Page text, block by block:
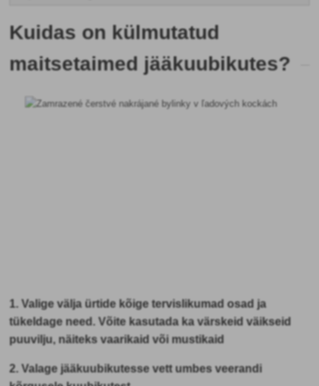
Kuidas on külmutatud
maitsetaimed jääkuubikutes?
1. Valige välja ürtide kõige tervislikumad osad ja
tükeldage need. Võite kasutada ka värskeid väikseid
puuvilju, näiteks vaarikaid või mustikaid
2. Valage jääkuubikutesse vett umbes veerandi